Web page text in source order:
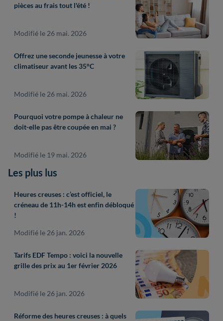
pièces au frais tout l'été !
Modifié le 26 mai. 2026
Offrez une seconde jeunesse à votre
climatiseur avant les 35°C
Modifié le 26 mai. 2026
Pourquoi votre pompe à chaleur ne
doit-elle pas être coupée en mai ?
Modifié le 19 mai. 2026
Les plus lus
Heures creuses : c’est officiel, le
créneau de 11h-14h est enfin débloqué
!
Modifié le 26 jan. 2026
Tarifs EDF Tempo : voici la nouvelle
grille des prix au 1er février 2026
Modifié le 26 jan. 2026
Réforme des heures creuses : à quels